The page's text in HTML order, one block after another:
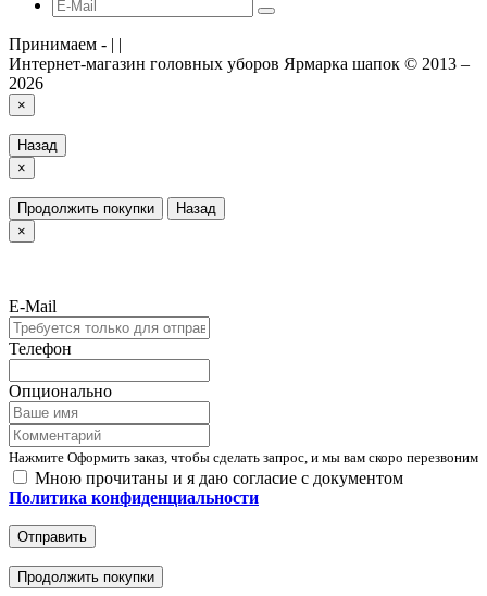
Принимаем - | |
Интернет-магазин головных уборов Ярмарка шапок © 2013 –
2026
×
Назад
×
Продолжить покупки
Назад
×
E-Mail
Телефон
Опционально
Нажмите Оформить заказ, чтобы сделать запрос, и мы вам скоро перезвоним
Мною прочитаны и я даю согласие с документом
Политика конфиденциальности
Отправить
Продолжить покупки